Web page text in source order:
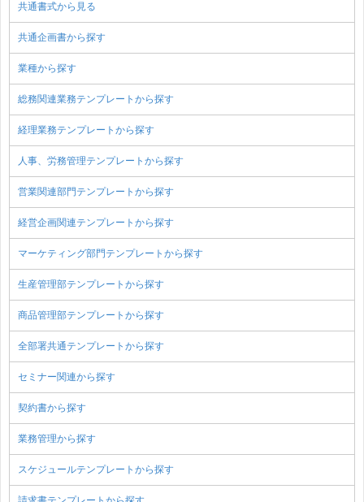
共通書式から見る
共通企画書から探す
業種から探す
総務関連業務テンプレートから探す
経理業務テンプレートから探す
人事、労務管理テンプレートから探す
営業関連部門テンプレートから探す
経営企画関連テンプレートから探す
マーケティング部門テンプレートから探す
生産管理部テンプレートから探す
商品管理部テンプレートから探す
全部署共通テンプレートから探す
セミナー関連から探す
契約書から探す
業務管理から探す
スケジュールテンプレートから探す